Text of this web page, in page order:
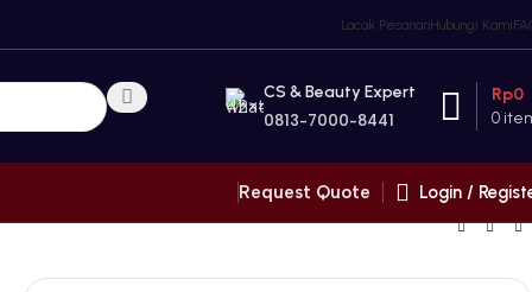
Lacak PesananHubungi Kami
CS & Beauty Expert
0813-7000-8441 0
Rp0
Request Quote
Login /